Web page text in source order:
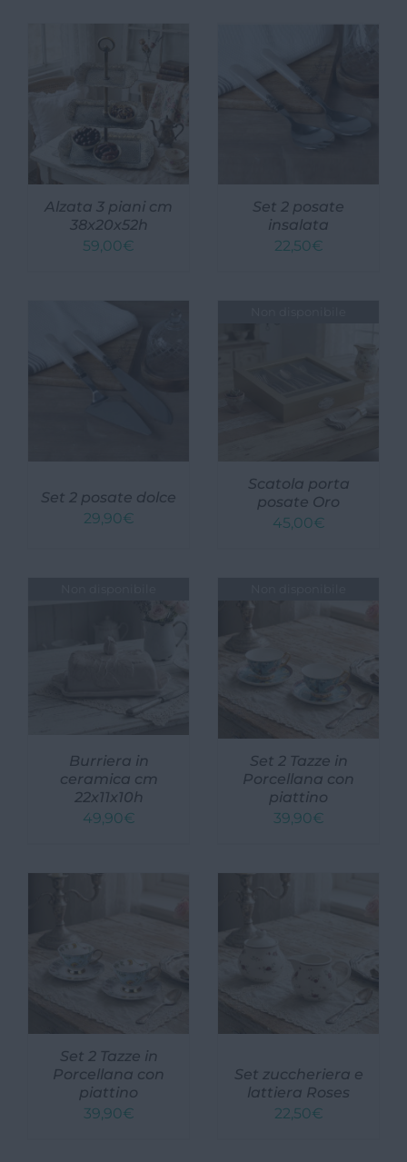
Fragranze d’ambiente e Saponi
Zucche e zucchette
Buono Regalo
PASQUA
Alzata 3 piani cm
38x20x52h
59,00€
Set 2 posate
insalata
22,50€
Set 2 posate dolce
29,90€
Scatola porta
posate Oro
45,00€
Burriera in
ceramica cm
22x11x10h
49,90€
Set 2 Tazze in
Porcellana con
piattino
39,90€
Set 2 Tazze in
Porcellana con
piattino
39,90€
Set zuccheriera e
lattiera Roses
22,50€